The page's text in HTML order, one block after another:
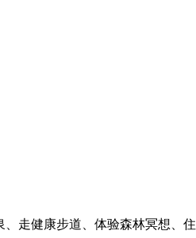
、走健康步道、体验森林冥想、